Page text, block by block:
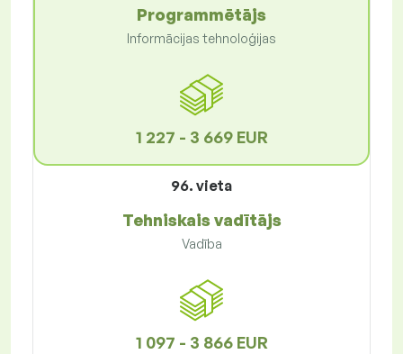
Programmētājs
Informācijas tehnoloģijas
1 227 - 3 669 EUR
96. vieta
Tehniskais vadītājs
Vadība
1 097 - 3 866 EUR